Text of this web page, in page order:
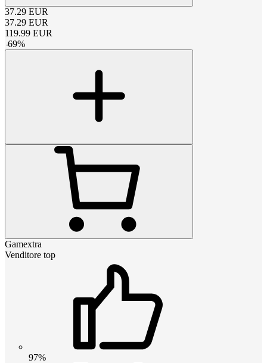
37.29 EUR
37.29 EUR
119.99 EUR
-69%
Gamextra
Venditore top
97%